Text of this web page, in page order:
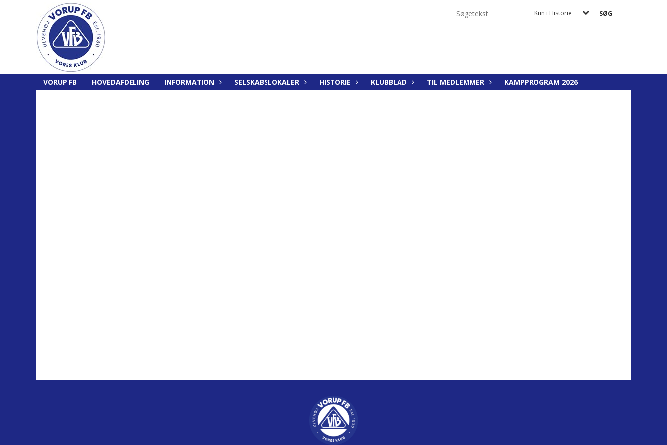
Kun i Historie
VORUP FB HOVEDAFDELING INFORMATION SELSKABSLOKALER HISTORIE KLUBBLAD TIL MEDLEMMER KAMPPROGRAM 2026